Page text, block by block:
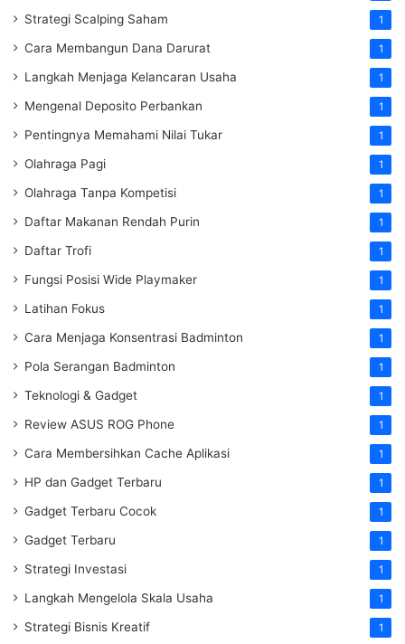
Strategi Scalping Saham 1
Cara Membangun Dana Darurat 1
Langkah Menjaga Kelancaran Usaha 1
Mengenal Deposito Perbankan 1
Pentingnya Memahami Nilai Tukar 1
Olahraga Pagi 1
Olahraga Tanpa Kompetisi 1
Daftar Makanan Rendah Purin 1
Daftar Trofi 1
Fungsi Posisi Wide Playmaker 1
Latihan Fokus 1
Cara Menjaga Konsentrasi Badminton 1
Pola Serangan Badminton 1
Teknologi & Gadget 1
Review ASUS ROG Phone 1
Cara Membersihkan Cache Aplikasi 1
HP dan Gadget Terbaru 1
Gadget Terbaru Cocok 1
Gadget Terbaru 1
Strategi Investasi 1
Langkah Mengelola Skala Usaha 1
Strategi Bisnis Kreatif 1